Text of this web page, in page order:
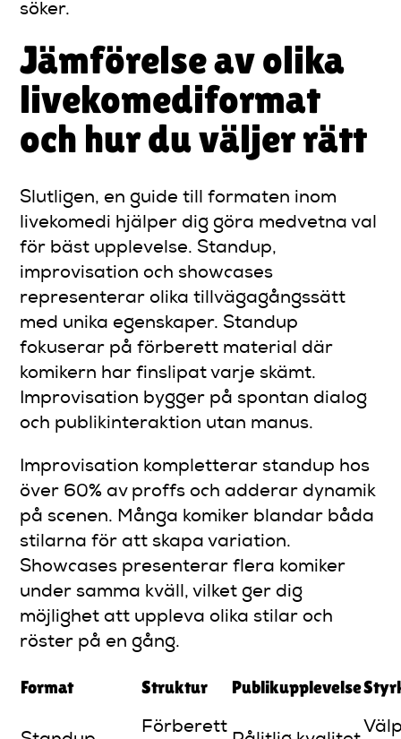
söker.
Jämförelse av olika
livekomediformat
och hur du väljer rätt
Slutligen, en guide till formaten inom
livekomedi hjälper dig göra medvetna val
för bäst upplevelse. Standup,
improvisation och showcases
representerar olika tillvägagångssätt
med unika egenskaper. Standup
fokuserar på förberett material där
komikern har finslipat varje skämt.
Improvisation bygger på spontan dialog
och publikinteraktion utan manus.
Improvisation kompletterar standup hos
över 60% av proffs och adderar dynamik
på scenen. Många komiker blandar båda
stilarna för att skapa variation.
Showcases presenterar flera komiker
under samma kväll, vilket ger dig
möjlighet att uppleva olika stilar och
röster på en gång.
Format Struktur Publikupplevelse
Förberett